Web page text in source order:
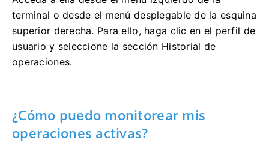
terminal o desde el menú desplegable de la esquina
superior derecha. Para ello, haga clic en el perfil de
usuario y seleccione la sección Historial de
operaciones.
¿Cómo puedo monitorear mis
operaciones activas?